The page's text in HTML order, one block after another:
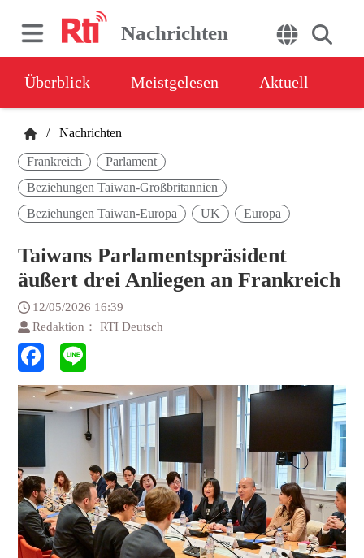
Nachrichten
Überblick Meistgelesen Aktuell
/ Nachrichten
Frankreich
Parlament
Beziehungen Taiwan-Großbritannien
Beziehungen Taiwan-Europa
UK Europa
Taiwans Parlamentspräsident
äußert drei Anliegen an Frankreich
12/05/2026 16:39
Redaktion： RTI Deutsch